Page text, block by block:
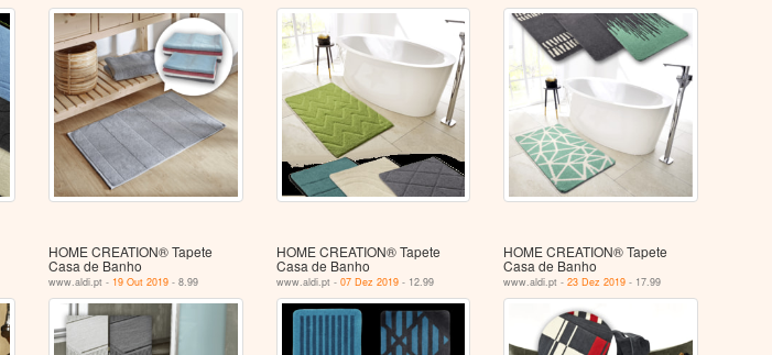
HOME CREATION® Tapete
Casa de Banho
www.aldi.pt - 19 Out 2019- 8.99
HOME CREATION® Tapete
Casa de Banho
www.aldi.pt - 07 Dez 2019- 12.99
HOME CREATION® Tapete
Casa de Banho
www.aldi.pt -23 Dez 2019 - 17.99